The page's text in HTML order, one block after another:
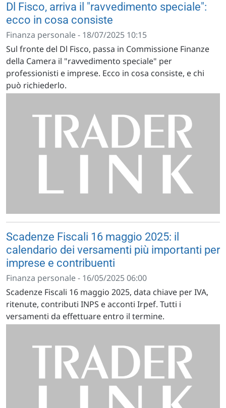
Dl Fisco, arriva il "ravvedimento speciale":
ecco in cosa consiste
Finanza personale - 18/07/2025 10:15
Sul fronte del Dl Fisco, passa in Commissione Finanze
della Camera il "ravvedimento speciale" per
professionisti e imprese. Ecco in cosa consiste, e chi
può richiederlo.
Scadenze Fiscali 16 maggio 2025: il
calendario dei versamenti più importanti per
imprese e contribuenti
Finanza personale - 16/05/2025 06:00
Scadenze Fiscali 16 maggio 2025, data chiave per IVA,
ritenute, contributi INPS e acconti Irpef. Tutti i
versamenti da effettuare entro il termine.